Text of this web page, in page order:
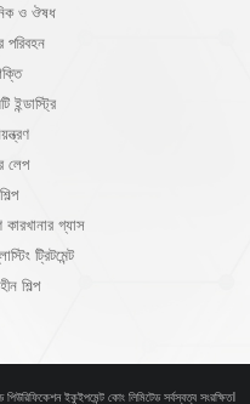
ও ঔষধ
পরিবহন
ইন্ডাস্ট্রি
লেপ
কারখানার গ্যাস
ট্রিটমেন্ট
শিল্প
পিউরিফিকেশন ইকুইপমেন্ট কোং লিমিটেড সর্বস্বত্ব সংরক্ষিত।